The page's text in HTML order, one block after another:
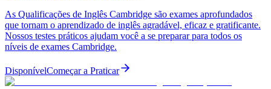
As Qualificações de Inglês Cambridge são exames aprofundados
que tornam o aprendizado de inglês agradável, eficaz e gratificante.
Nossos testes práticos ajudam você a se preparar para todos os
níveis de exames Cambridge.
DisponívelComeçar a Praticar